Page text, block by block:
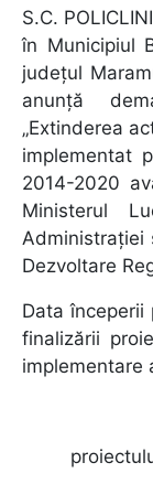
S.C.
în Municipiul
județul
anunţă
„Extinderea
implementat
2014-2020
Ministerul
Administrației
Dezvoltare
Data începerii
finalizării
implementare